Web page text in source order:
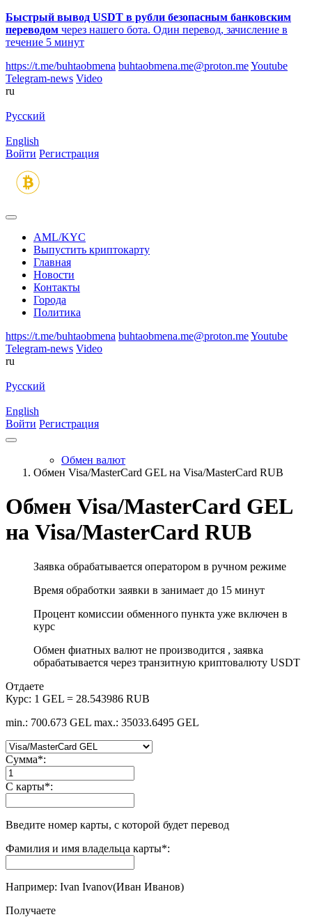
Быстрый вывод USDT в рубли безопасным банковским
переводом через нашего бота. Один перевод, зачисление в
течение 5 минут
https://t.me/buhtaobmena buhtaobmena.me@proton.meYoutube
Telegram-news Video
ru
Русский
English
Войти Регистрация
AML/KYC
Выпустить криптокарту
Главная
Новости
Контакты
Города
Политика
https://t.me/buhtaobmena buhtaobmena.me@proton.meYoutube
Telegram-news Video
ru
Русский
English
Войти Регистрация
Обмен валют
Обмен Visa/MasterCard GEL на Visa/MasterCard RUB
Обмен Visa/MasterCard GEL
на Visa/MasterCard RUB
Заявка обрабатывается оператором в ручном режиме
Время обработки заявки в занимает до 15 минут
Процент комиссии обменного пункта уже включен в
курс
Обмен фиатных валют не производится , заявка
обрабатывается через транзитную криптовалюту USDT
Отдаете
Курс: 1 GEL = 28.543986 RUB
min.: 700.673 GEL max.: 35033.6495 GEL
Сумма*:
С карты*:
Введите номер карты, с которой будет перевод
Фамилия и имя владельца карты*:
Например: Ivan Ivanov(Иван Иванов)
Получаете